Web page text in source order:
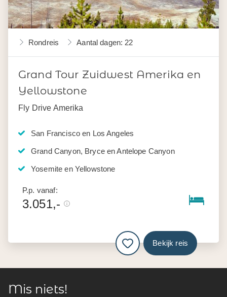
Rondreis Aantal dagen: 22
Grand Tour Zuidwest Amerika en
Yellowstone
Fly Drive Amerika
San Francisco en Los Angeles
Grand Canyon, Bryce en Antelope Canyon
Yosemite en Yellowstone
P.p. vanaf:
3.051,-
Bekijk reis
Mis niets!